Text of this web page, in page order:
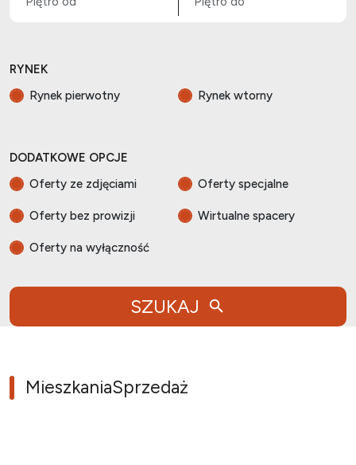
RYNEK
Rynek pierwotny
Rynek wtorny
DODATKOWE OPCJE
Oferty ze zdjęciami
Oferty specjalne
Oferty bez prowizji Wirtualne spacery
Oferty na wyłączność
SZUKAJ
MieszkaniaSprzedaż